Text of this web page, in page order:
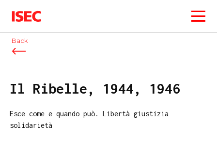
ISEC
Back
Il Ribelle, 1944, 1946
Esce come e quando può. Libertà giustizia
solidarietà